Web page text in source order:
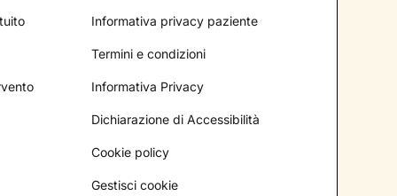
Informativa privacy paziente
Termini e condizioni
Informativa Privacy
Dichiarazione di Accessibilità
Cookie policy
Gestisci cookie